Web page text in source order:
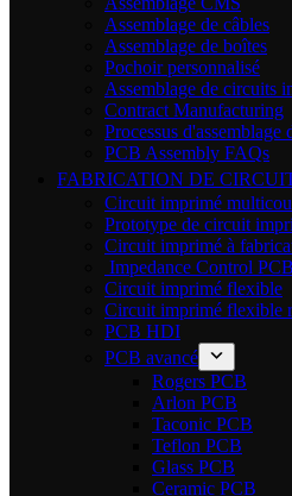
Assemblage de câbles
Assemblage de boîtes
Pochoir personnalisé
Assemblage de circuits
Contract Manufacturing
Processus
PCB Assembly FAQs
FABRICATION DE
Circuit imprimé
Prototype de circuit
Circuit imprimé à
Impedance Control PCB
Circuit imprimé flexible
Circuit imprimé flexible
PCB HDI
PCB avancé
Rogers PCB
Arlon PCB
Taconic PCB
Teflon PCB
Glass PCB
Ceramic PCB